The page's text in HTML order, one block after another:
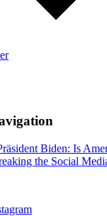
Biden: Is
the Social